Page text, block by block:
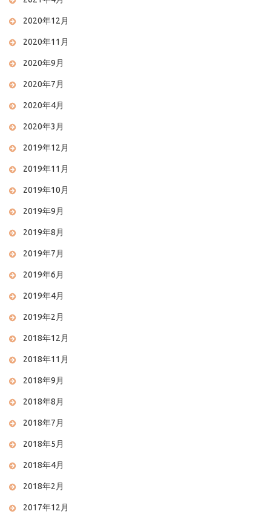
2020年12月
2020年11月
2020年9月
2020年7月
2020年4月
2020年3月
2019年12月
2019年11月
2019年10月
2019年9月
2019年8月
2019年7月
2019年6月
2019年4月
2019年2月
2018年12月
2018年11月
2018年9月
2018年8月
2018年7月
2018年5月
2018年4月
2018年2月
2017年12月